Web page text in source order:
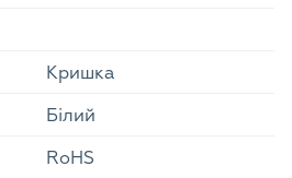
Кришка
Білий
RoHS